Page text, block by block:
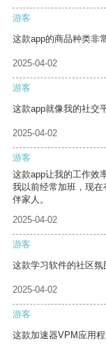
游客
这款app的商品种类非
2025-04-02
游客
这款app就像我的社交
2025-04-02
游客
这款app让我的工作效
我以前经常加班，现
伴家人。
2025-04-02
游客
这款学习软件的社区氛
2025-04-02
游客
这款加速器VPM应用